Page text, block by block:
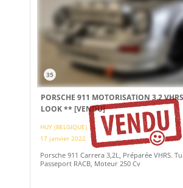
35
PORSCHE 911 MOTORISATION 3.2
LOOK ** [VENDU]
HUY (BELGIQUE)
17 janvier 2022
Porsche 911 Carrera 3,2L, Préparée VHRS.
Passeport RACB, Moteur 250 Cv